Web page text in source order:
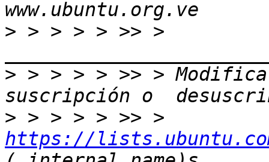
> > > > > >> >
> > > > > >> >
>
https://